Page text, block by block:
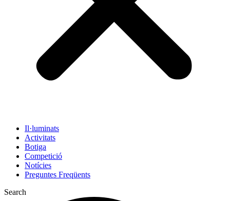
Il·luminats
Activitats
Botiga
Competició
Notícies
Preguntes Freqüents
Search